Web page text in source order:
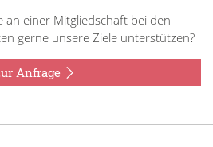
an einer Mitgliedschaft bei den
gerne unsere Ziele unterstützen?
Anfrage